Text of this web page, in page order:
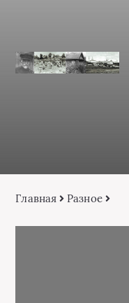
Главная Разное